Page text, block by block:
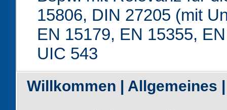
15806, DIN 27205 (mit
EN 15179, EN 15355,
UIC 543
Willkommen | Allgemeines